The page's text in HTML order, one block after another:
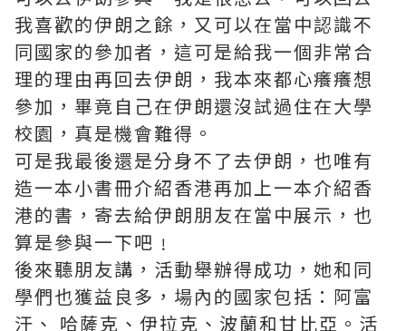
我喜歡的伊朗之餘，又可以在當中認識不
同國家的參加者，這可是給我一個非常合
理的理由再回去伊朗，我本來都心癢癢想
參加，畢竟自己在伊朗還沒試過住在大學
校園，真是機會難得。
可是我最後還是分身不了去伊朗，也唯有
造一本小書冊介紹香港再加上一本介紹香
港的書，寄去給伊朗朋友在當中展示，也
算是參與一下吧﹗
後來聽朋友講，活動舉辦得成功，她和同
學們也獲益良多，場內的國家包括：阿富
汗、 哈薩克、伊拉克、波蘭和甘比亞。活